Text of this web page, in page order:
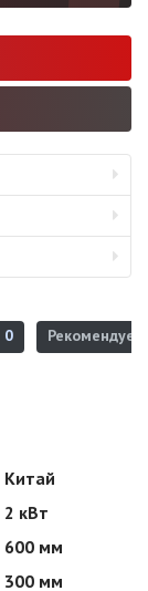
0 Рекомендуем
Китай
2 кВт
600 мм
300 мм